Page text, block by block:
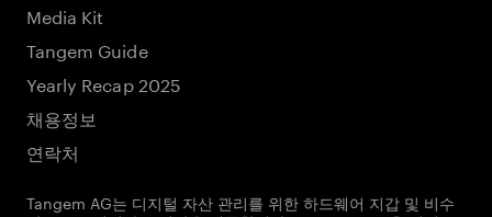
Media Kit
Tangem Guide
Yearly Recap 2025
채용정보
연락처
Tangem AG는 디지털 자산 관리를 위한 하드웨어 지갑 및 비수